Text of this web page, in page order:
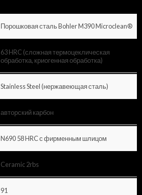
Порошковая сталь Bohler M390 Microclean®
63 HRC (сложная термоцеклическая
обработка, криогенная обработка)
Stainless Steel (нержавеющая сталь)
авторский карбон
N690 58 HRC с фирменным шлицом
Ceramic 2rbs
91